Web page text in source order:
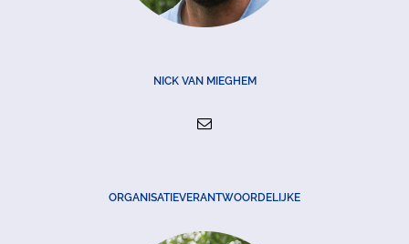
NICK VAN MIEGHEM
ORGANISATIEVERANTWOORDELIJKE